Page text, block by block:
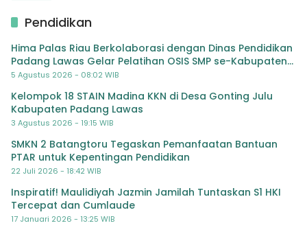
Pendidikan
Hima Palas Riau Berkolaborasi dengan Dinas Pendidikan
Padang Lawas Gelar Pelatihan OSIS SMP se-Kabupaten
Padang Lawas
5 Agustus 2026 - 08:02 WIB
Kelompok 18 STAIN Madina KKN di Desa Gonting Julu
Kabupaten Padang Lawas
3 Agustus 2026 - 19:15 WIB
SMKN 2 Batangtoru Tegaskan Pemanfaatan Bantuan
PTAR untuk Kepentingan Pendidikan
22 Juli 2026 - 18:42 WIB
Inspiratif! Maulidiyah Jazmin Jamilah Tuntaskan S1 HKI
Tercepat dan Cumlaude
17 Januari 2026 - 13:25 WIB